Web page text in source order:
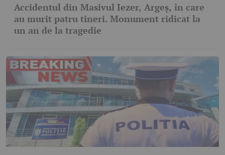
Accidentul din Masivul Iezer, Argeș, în care
au murit patru tineri. Monument ridicat la
un an de la tragedie